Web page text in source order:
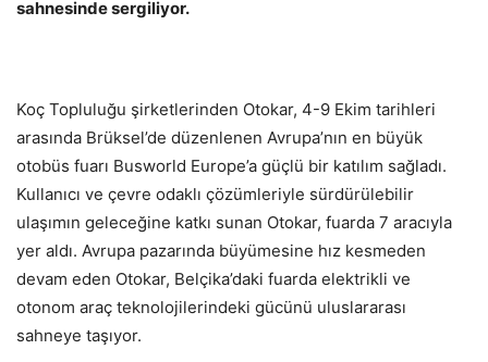
sahnesinde sergiliyor.
Koç Topluluğu şirketlerinden Otokar, 4-9 Ekim tarihleri
arasında Brüksel’de düzenlenen Avrupa’nın en büyük
otobüs fuarı Busworld Europe’a güçlü bir katılım sağladı.
Kullanıcı ve çevre odaklı çözümleriyle sürdürülebilir
ulaşımın geleceğine katkı sunan Otokar, fuarda 7 aracıyla
yer aldı. Avrupa pazarında büyümesine hız kesmeden
devam eden Otokar, Belçika’daki fuarda elektrikli ve
otonom araç teknolojilerindeki gücünü uluslararası
sahneye taşıyor.